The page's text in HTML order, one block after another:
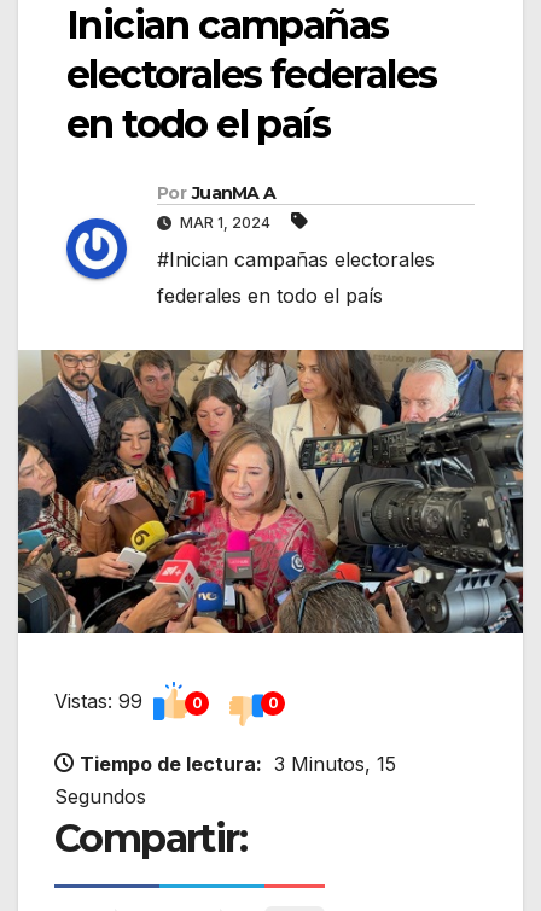
Inician campañas
electorales federales
en todo el país
Por JuanMA A
MAR 1, 2024
#Inician campañas electorales
federales en todo el país
Vistas: 99 0 0
Tiempo de lectura: 3 Minutos, 15
Segundos
Compartir: